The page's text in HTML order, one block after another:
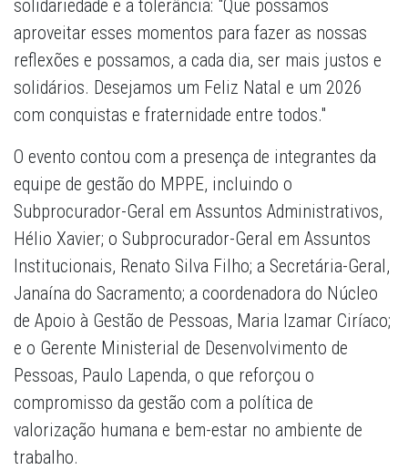
solidariedade e a tolerância: "Que possamos
aproveitar esses momentos para fazer as nossas
reflexões e possamos, a cada dia, ser mais justos e
solidários. Desejamos um Feliz Natal e um 2026
com conquistas e fraternidade entre todos."
O evento contou com a presença de integrantes da
equipe de gestão do MPPE, incluindo o
Subprocurador-Geral em Assuntos Administrativos,
Hélio Xavier; o Subprocurador-Geral em Assuntos
Institucionais, Renato Silva Filho; a Secretária-Geral,
Janaína do Sacramento; a coordenadora do Núcleo
de Apoio à Gestão de Pessoas, Maria Izamar Ciríaco;
e o Gerente Ministerial de Desenvolvimento de
Pessoas, Paulo Lapenda, o que reforçou o
compromisso da gestão com a política de
valorização humana e bem-estar no ambiente de
trabalho.